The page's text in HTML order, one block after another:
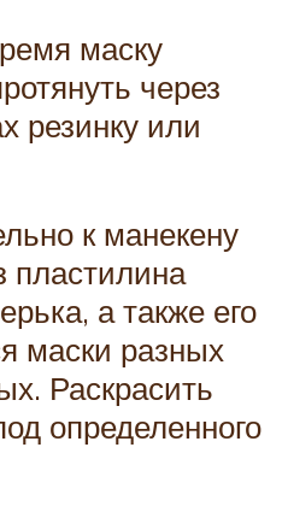
маску
через
резинку или
к манекену
пластилина
а также его
маски разных
Раскрасить
определенного